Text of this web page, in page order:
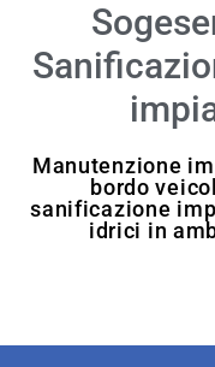
Manutenzione
bordo
sanificazione
idrici in